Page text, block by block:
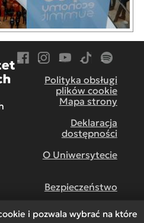
i pozwala wybrać na które
Polityka obsługi
plików cookie
Mapa strony
Deklaracja
dostępności
O Uniwersytecie
Bezpieczeństwo